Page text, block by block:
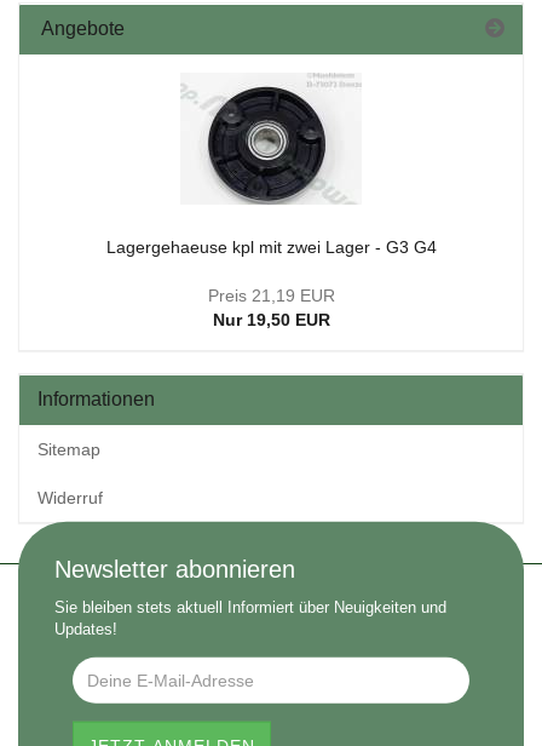
Angebote
La­ger­gehae­u­se kpl mit zwei Lager - G3 G4
Preis 21,19 EUR
Nur 19,50 EUR
Informationen
Sitemap
Widerruf
Newsletter abonnieren
Sie bleiben stets aktuell Informiert über Neuigkeiten und
Updates!